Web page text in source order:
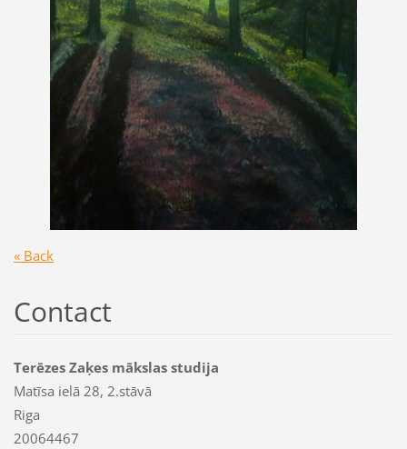
« Back
Contact
Terēzes Zaķes mākslas studija
Matīsa ielā 28, 2.stāvā
Riga
20064467